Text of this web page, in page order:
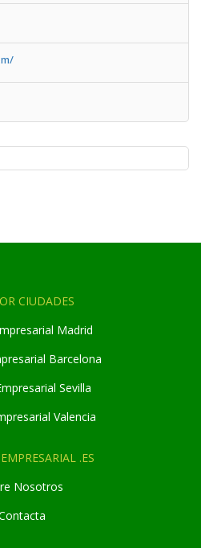
CIUDADES
Madrid
Barcelona
Sevilla
Valencia
.ES
Nosotros